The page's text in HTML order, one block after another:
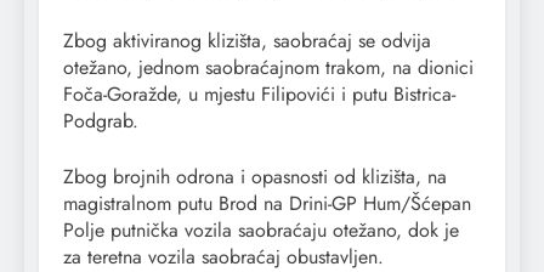
Zbog aktiviranog klizišta, saobraćaj se odvija
otežano, jednom saobraćajnom trakom, na dionici
Foča-Goražde, u mjestu Filipovići i putu Bistrica-
Podgrab.
Zbog brojnih odrona i opasnosti od klizišta, na
magistralnom putu Brod na Drini-GP Hum/Šćepan
Polje putnička vozila saobraćaju otežano, dok je
za teretna vozila saobraćaj obustavljen.